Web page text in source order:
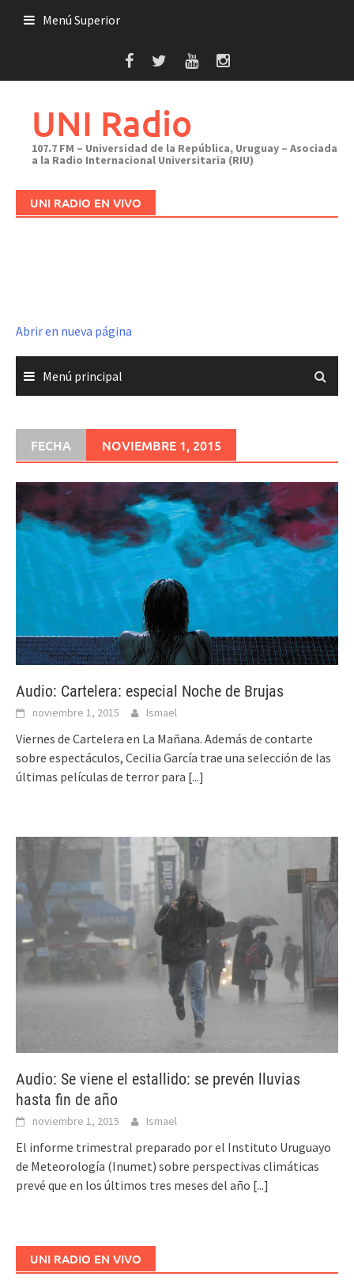
Menú Superior
UNI Radio
107.7 FM – Universidad de la República, Uruguay – Asociada
a la Radio Internacional Universitaria (RIU)
UNI RADIO EN VIVO
Abrir en nueva página
Menú principal
FECHA NOVIEMBRE 1, 2015
Audio: Cartelera: especial Noche de Brujas
noviembre 1, 2015 Ismael
Viernes de Cartelera en La Mañana. Además de contarte
sobre espectáculos, Cecilia García trae una selección de las
últimas películas de terror para [...]
Audio: Se viene el estallido: se prevén lluvias
hasta fin de año
noviembre 1, 2015 Ismael
El informe trimestral preparado por el Instituto Uruguayo
de Meteorología (Inumet) sobre perspectivas climáticas
prevé que en los últimos tres meses del año [...]
UNI RADIO EN VIVO